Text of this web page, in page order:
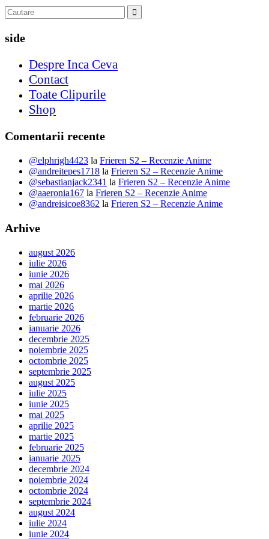
side
Despre Inca Ceva
Contact
Toate Clipurile
Shop
Comentarii recente
@elphrigh4423 la Frieren S2 – Recenzie Anime
@andreitepes1718 la Frieren S2 – Recenzie Anime
@sebastianjack2341 la Frieren S2 – Recenzie Anime
@aaeronia167 la Frieren S2 – Recenzie Anime
@andreisicoe8362 la Frieren S2 – Recenzie Anime
Arhive
august 2026
iulie 2026
iunie 2026
mai 2026
aprilie 2026
martie 2026
februarie 2026
ianuarie 2026
decembrie 2025
noiembrie 2025
octombrie 2025
septembrie 2025
august 2025
iulie 2025
iunie 2025
mai 2025
aprilie 2025
martie 2025
februarie 2025
ianuarie 2025
decembrie 2024
noiembrie 2024
octombrie 2024
septembrie 2024
august 2024
iulie 2024
iunie 2024